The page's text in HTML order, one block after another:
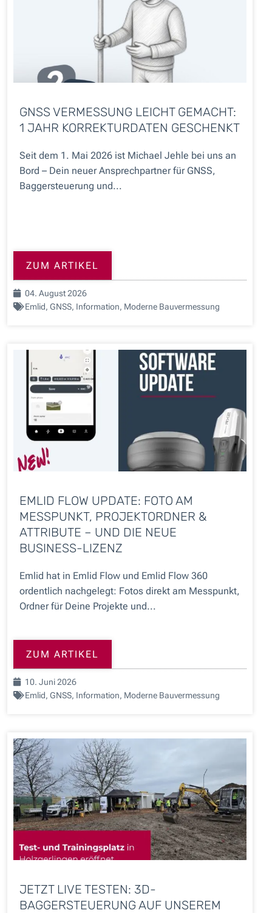
GNSS VERMESSUNG LEICHT GEMACHT:
1 JAHR KORREKTURDATEN GESCHENKT
Seit dem 1. Mai 2026 ist Michael Jehle bei uns an
Bord – Dein neuer Ansprechpartner für GNSS,
Baggersteuerung und...
ZUM ARTIKEL
04. August 2026
Emlid, GNSS, Information, Moderne Bauvermessung
EMLID FLOW UPDATE: FOTO AM
MESSPUNKT, PROJEKTORDNER &
ATTRIBUTE – UND DIE NEUE
BUSINESS-LIZENZ
Emlid hat in Emlid Flow und Emlid Flow 360
ordentlich nachgelegt: Fotos direkt am Messpunkt,
Ordner für Deine Projekte und...
ZUM ARTIKEL
10. Juni 2026
Emlid, GNSS, Information, Moderne Bauvermessung
JETZT LIVE TESTEN: 3D-
BAGGERSTEUERUNG AUF UNSEREM